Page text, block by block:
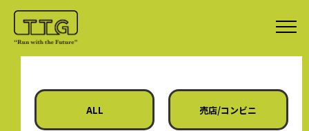
ALL 売店/コンビニ